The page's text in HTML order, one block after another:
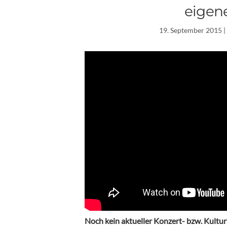
19. September 2015
Noch kein aktueller Konzert- bzw.